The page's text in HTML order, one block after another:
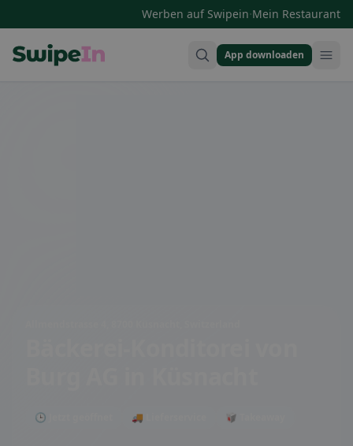
Werben auf Swipein·Mein Restaurant
App downloaden
🕒 Jetzt geöffnet 🚚 Lieferservice 🥡 Takeaway